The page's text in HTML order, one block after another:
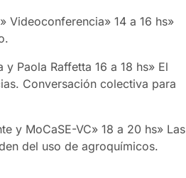
Videoconferencia» 14 a 16 hs»
Paola Raffetta 16 a 18 hs» El
Conversación colectiva para
y MoCaSE-VC» 18 a 20 hs» Las
del uso de agroquímicos.